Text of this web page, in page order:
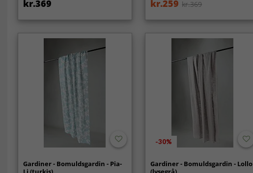
kr.369 kr.259 kr.369
Gardiner - Bomuldsgardin - Pia-
-30%
Gardiner - Bomuldsgardin - Lollo